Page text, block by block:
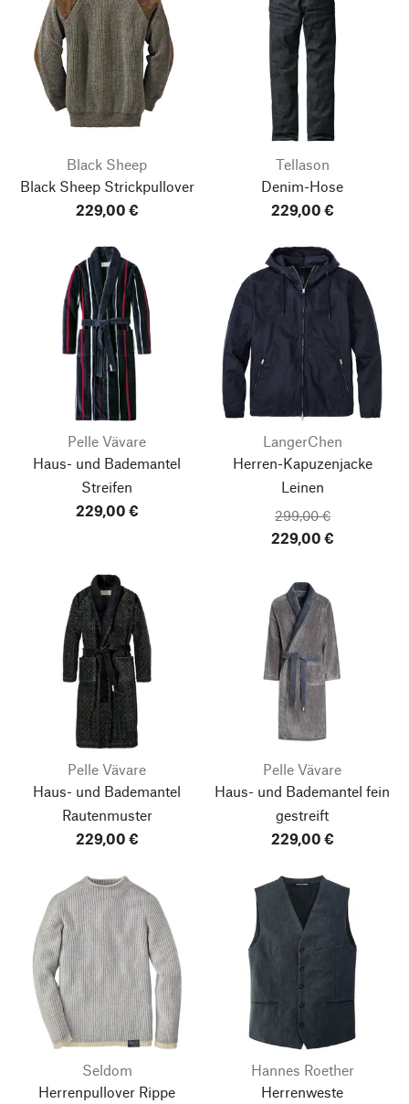
Black Sheep
Black Sheep Strickpullover
229,00 €
Tellason
Denim-Hose
229,00 €
Pelle Vävare
Haus- und Bademantel
Streifen
229,00 €
LangerChen
Herren-Kapuzenjacke
Leinen
299,00 €
229,00 €
Pelle Vävare
Haus- und Bademantel
Rautenmuster
229,00 €
Pelle Vävare
Haus- und Bademantel fein
gestreift
229,00 €
Seldom
Herrenpullover Rippe
Hannes Roether
Herrenweste